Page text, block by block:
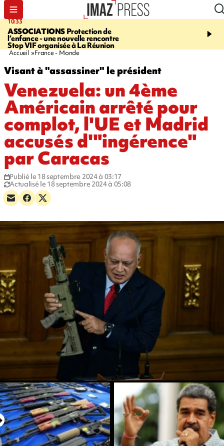
10:33
ASSOCIATIONSProtection de
l’enfance - une nouvelle rencontre
Stop VIF organisée à La Réunion
15:03
Vaste feu
l'ouest du pays, 20.000
Accueil France - Monde
Visant à "assassiner" le président
Venezuela: un 4ème
Américain arrêté pour
complot, l'UE et Madrid
accusés d'"ingérence"
par Caracas
Publié le 18 septembre 2024 à 03:17
Actualisé le 18 septembre 2024 à 05:08